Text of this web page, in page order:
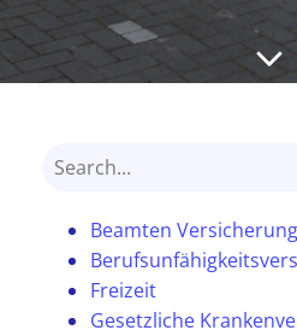
Beamten
Freizeit
Gesetzliche